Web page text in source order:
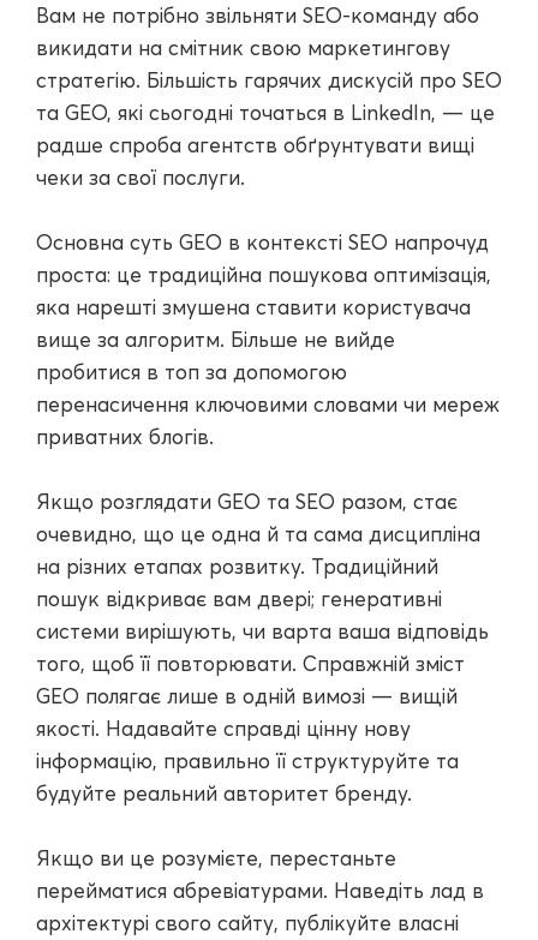
Вам не потрібно звільняти SEO-команду або
викидати на смітник свою маркетингову
стратегію. Більшість гарячих дискусій про SEO
та GEO, які сьогодні точаться в LinkedIn, — це
радше спроба агентств обґрунтувати вищі
чеки за свої послуги.
Основна суть GEO в контексті SEO напрочуд
проста: це традиційна пошукова оптимізація,
яка нарешті змушена ставити користувача
вище за алгоритм. Більше не вийде
пробитися в топ за допомогою
перенасичення ключовими словами чи мереж
приватних блогів.
Якщо розглядати GEO та SEO разом, стає
очевидно, що це одна й та сама дисципліна
на різних етапах розвитку. Традиційний
пошук відкриває вам двері; генеративні
системи вирішують, чи варта ваша відповідь
того, щоб її повторювати. Справжній зміст
GEO полягає лише в одній вимозі — вищій
якості. Надавайте справді цінну нову
інформацію, правильно її структуруйте та
будуйте реальний авторитет бренду.
Якщо ви це розумієте, перестаньте
перейматися абревіатурами. Наведіть лад в
архітектурі свого сайту, публікуйте власні